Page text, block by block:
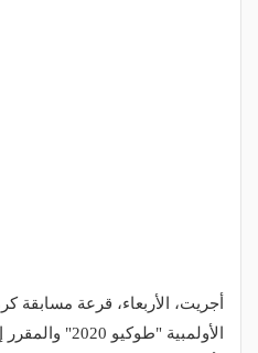
أجريت، الأربعاء، قرعة مسابقة
الأولمبية